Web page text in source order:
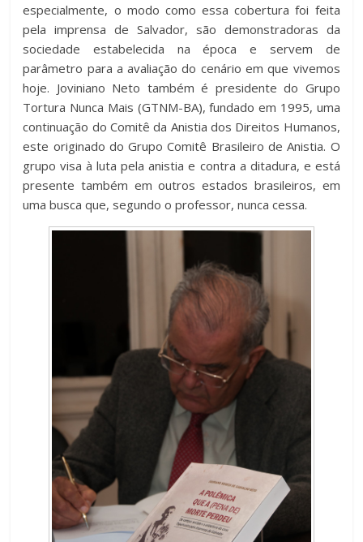
especialmente, o modo como essa cobertura foi feita
pela imprensa de Salvador, são demonstradoras da
sociedade estabelecida na época e servem de
parâmetro para a avaliação do cenário em que vivemos
hoje. Joviniano Neto também é presidente do Grupo
Tortura Nunca Mais (GTNM-BA), fundado em 1995, uma
continuação do Comitê da Anistia dos Direitos Humanos,
este originado do Grupo Comitê Brasileiro de Anistia. O
grupo visa à luta pela anistia e contra a ditadura, e está
presente também em outros estados brasileiros, em
uma busca que, segundo o professor, nunca cessa.